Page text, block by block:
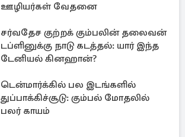
ஊழியர்கள் வேதனை
சர்வதேச குற்றக் கும்பலின் தலைவன்
டப்ளினுக்கு நாடு கடத்தல்: யார் இந்த
டேனியல் கினஹான்?
டென்மார்க்கில் பல இடங்களில்
துப்பாக்கிச்சூடு: கும்பல் மோதலில்
பலர் காயம்